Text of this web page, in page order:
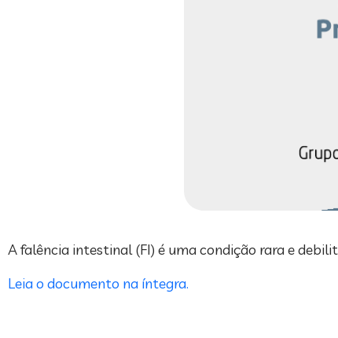
A falência intestinal (FI) é uma condição rara e
Leia o documento na íntegra.